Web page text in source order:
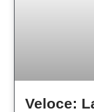
Veloce: